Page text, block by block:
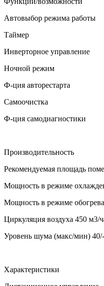
Автовыбор режима работы
Таймер
Инверторное управление
Ночной режим
Ф-ция авторестарта
Самоочистка
Ф-ция самодиагностики
Производительность
Рекомендуемая площадь
Мощность в режиме
Мощность в режиме обогрева
Циркуляция воздуха 450 м3/
Уровень шума (макс/мин)
Характеристики